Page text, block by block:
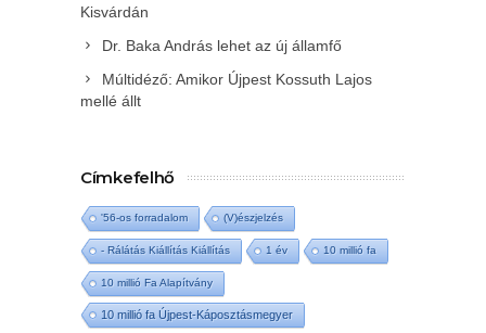
Kisvárdán
Dr. Baka András lehet az új államfő
Múltidéző: Amikor Újpest Kossuth Lajos
mellé állt
Címkefelhő
'56-os forradalom (V)észjelzés
- Rálátás Kiállítás Kiállítás 1 év 10 millió fa
10 millió Fa Alapítvány
10 millió fa Újpest-Káposztásmegyer